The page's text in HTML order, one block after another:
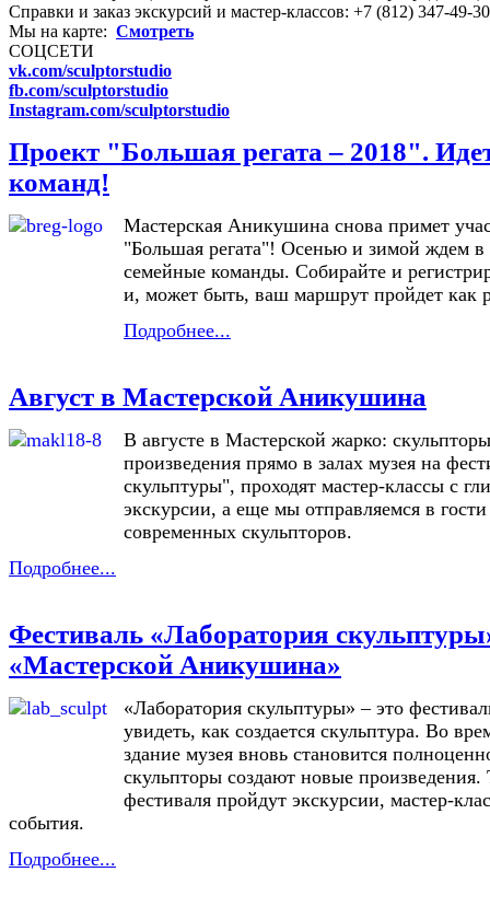
Справки и заказ экскурсий и мастер-классов: +7 (812) 347-49-30
Мы на карте: Смотреть
СОЦСЕТИ
vk.com/sculptorstudio
fb.com/sculptorstudio
Instagram.com/sculptorstudio
Проект "Большая регата – 2018".
команд!
Мастерская Аникушина снова примет
"Большая регата"! Осенью и зимой ждем в
семейные команды. Собирайте и
и, может быть, ваш маршрут пройдет как
Подробнее...
Август в Мастерской Аникушина
В августе в Мастерской жарко:
произведения прямо в залах музея на
скульптуры", проходят мастер-классы с
экскурсии, а еще мы отправляемся в
современных скульпторов.
Подробнее...
Фестиваль «Лаборатория
«Мастерской Аникушина»
«Лаборатория скульптуры» – это
увидеть, как создается скульптура. Во
здание музея вновь становится
скульпторы создают новые
фестиваля пройдут экскурсии, мастер-
события.
Подробнее...